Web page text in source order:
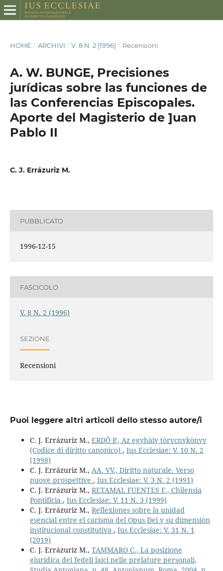
HOME / ARCHIVI / V. 8 N. 2 (1996) / Recensioni
A. W. BUNGE, Precisiones
jurídicas sobre las funciones de
las Conferencias Episcopales.
Aporte del Magisterio de ]uan
Pablo II
C. J. Errázuriz M.
PUBBLICATO
1996-12-15
FASCICOLO
V. 8 N. 2 (1996)
SEZIONE
Recensioni
Puoi leggere altri articoli dello stesso autore/i
C. J. Errázuriz M., ERDÖ P., Az egyhàiy tòrvcnykònyv
(Codice di diritto canonico) , Ius Ecclesiae: V. 10 N. 2
(1998)
C. J. Errázuriz M., AA. VV., Diritto naturale. Verso
nuove prospettive , Ius Ecclesiae: V. 3 N. 2 (1991)
C. J. Errázuriz M., RETAMAL FUENTES F., Chilensia
Pontificia , Ius Ecclesiae: V. 11 N. 3 (1999)
C. J. Errázuriz M., Reflexiones sobre la unidad
esencial entre el carisma del Opus Dei y su dimensión
institucional constitutiva , Ius Ecclesiae: V. 31 N. 1
(2019)
C. J. Errázuriz M., TAMMARO C., La posizione
giuridica dei fedeli laici nelle prelature personali,